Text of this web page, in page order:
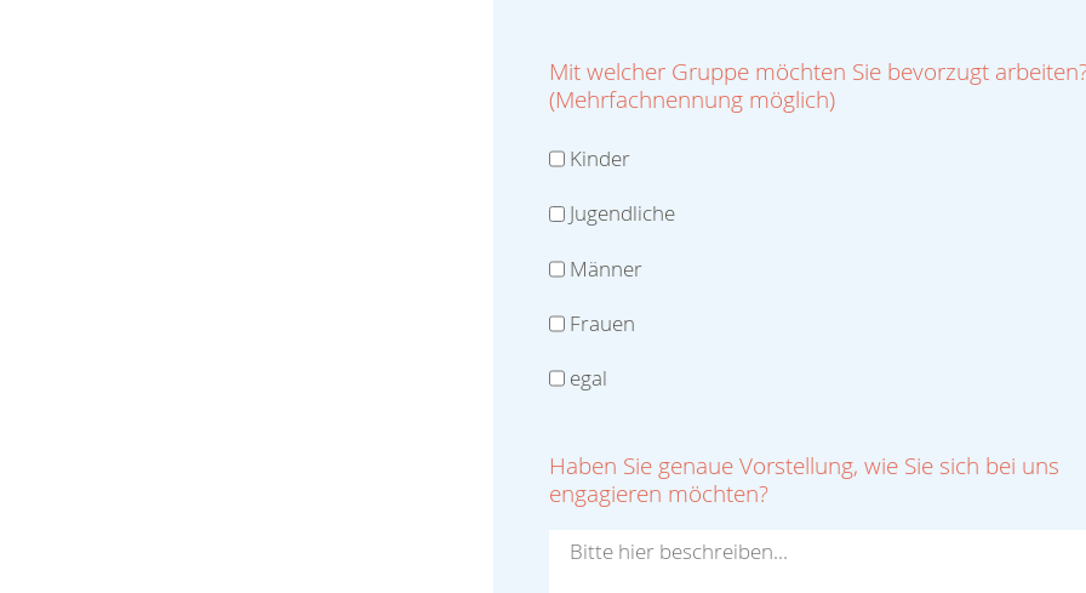
Mit welcher Gruppe möchten Sie bevorzugt
(Mehrfachnennung möglich)
Kinder
Jugendliche
Männer
Frauen
egal
Haben Sie genaue Vorstellung, wie Sie sich bei uns
engagieren möchten?